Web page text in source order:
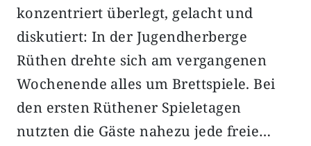
konzentriert überlegt, gelacht und
diskutiert: In der Jugendherberge
Rüthen drehte sich am vergangenen
Wochenende alles um Brettspiele. Bei
den ersten Rüthener Spieletagen
nutzten die Gäste nahezu jede freie…